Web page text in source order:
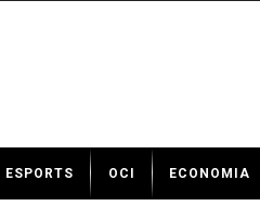
ESPORTS OCI ECONOMIA